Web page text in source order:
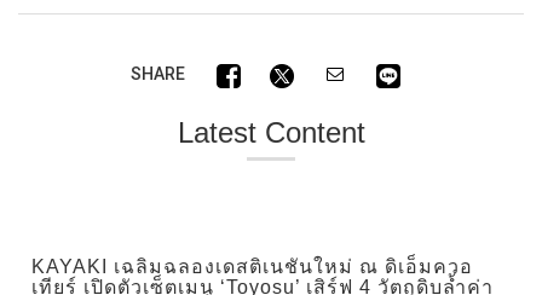
SHARE
Latest Content
KAYAKI เฉลิมฉลองเดสติเนชันใหม่ ณ ดิเอ็มควอ
เทียร์ เปิดตัวเซ็ตเมนู ‘Toyosu’ เสิร์ฟ 4 วัตถุดิบล้ำค่า